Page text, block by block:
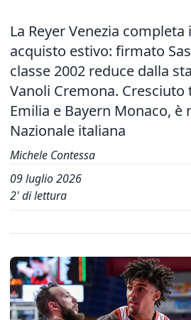
La Reyer Venezia completa
acquisto estivo: firmato
classe 2002 reduce dalla
Vanoli Cremona. Cresciuto
Emilia e Bayern Monaco, è
Nazionale italiana
Michele Contessa
09 luglio 2026
2' di lettura